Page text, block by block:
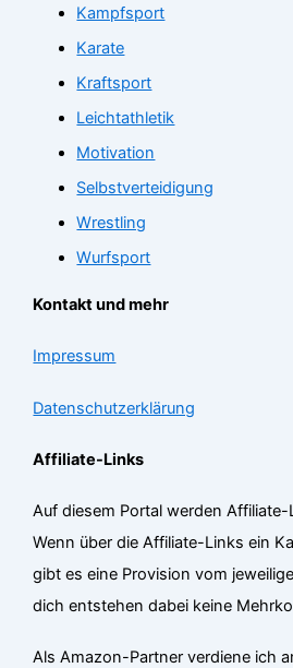
Kampfsport
Karate
Kraftsport
Leichtathletik
Motivation
Selbstverteidigung
Wrestling
Wurfsport
Kontakt und mehr
Impressum
Datenschutzerklärung
Affiliate-Links
Auf diesem Portal werden
Wenn über die Affiliate-Links ein
gibt es eine Provision vom
dich entstehen dabei keine
Als Amazon-Partner verdiene ich